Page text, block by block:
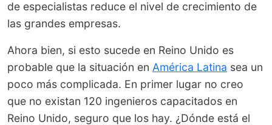
de especialistas reduce el nivel de crecimiento de
las grandes empresas.
Ahora bien, si esto sucede en Reino Unido es
probable que la situación en América Latina sea un
poco más complicada. En primer lugar no creo
que no existan 120 ingenieros capacitados en
Reino Unido, seguro que los hay. ¿Dónde está el